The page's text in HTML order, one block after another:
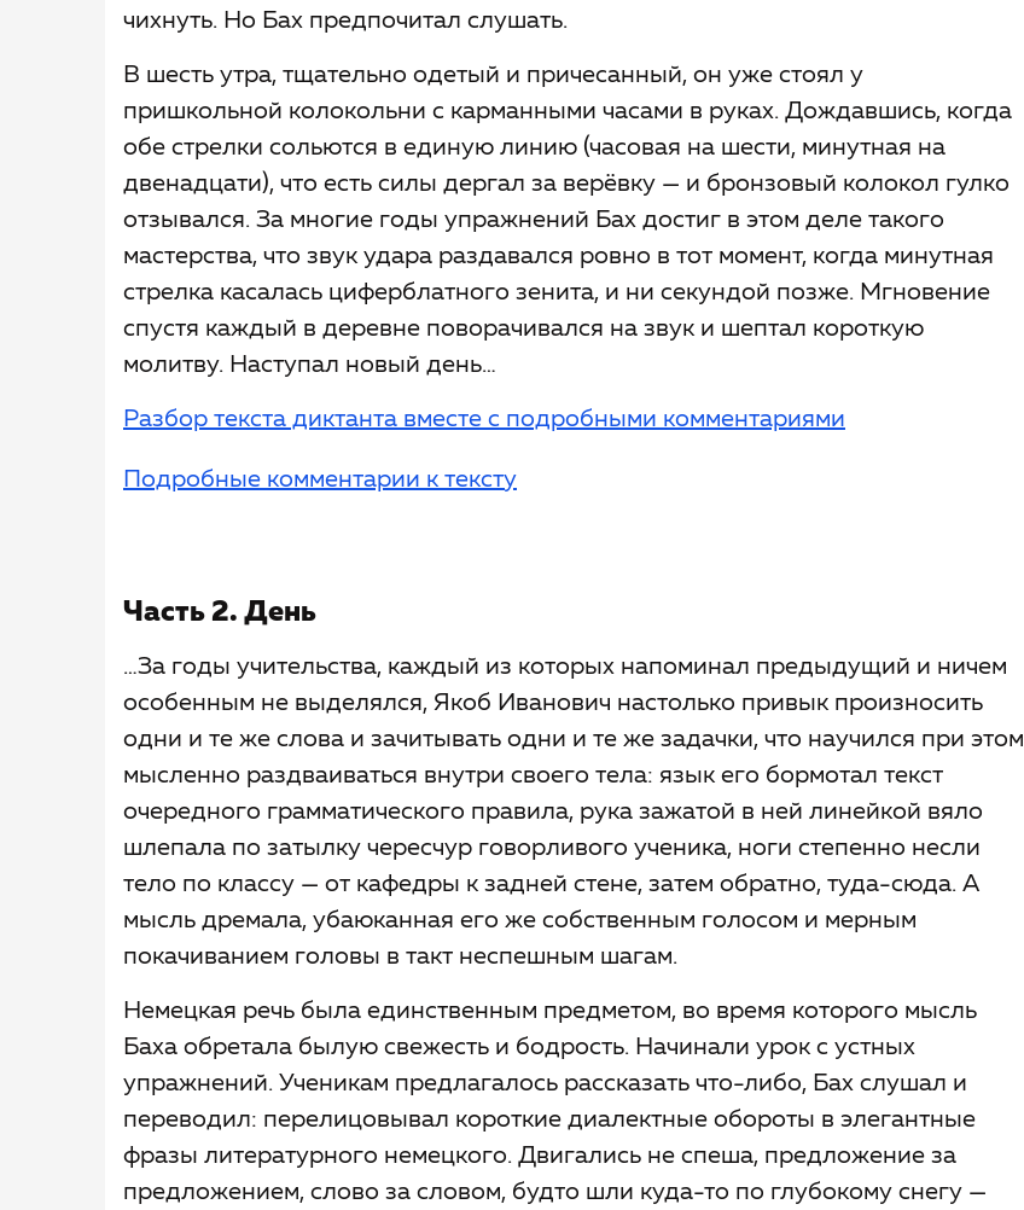
чихнуть. Но Бах предпочитал слушать.
В шесть утра, тщательно одетый и причесанный, он уже стоял у
пришкольной колокольни с карманными часами в руках. Дождавшись, когда
обе стрелки сольются в единую линию (часовая на шести, минутная на
двенадцати), что есть силы дергал за верёвку — и бронзовый колокол гулко
отзывался. За многие годы упражнений Бах достиг в этом деле такого
мастерства, что звук удара раздавался ровно в тот момент, когда минутная
стрелка касалась циферблатного зенита, и ни секундой позже. Мгновение
спустя каждый в деревне поворачивался на звук и шептал короткую
молитву. Наступал новый день…
Разбор текста диктанта вместе с подробными комментариями
Подробные комментарии к тексту
Часть 2. День
…За годы учительства, каждый из которых напоминал предыдущий и ничем
особенным не выделялся, Якоб Иванович настолько привык произносить
одни и те же слова и зачитывать одни и те же задачки, что научился при этом
мысленно раздваиваться внутри своего тела: язык его бормотал текст
очередного грамматического правила, рука зажатой в ней линейкой вяло
шлепала по затылку чересчур говорливого ученика, ноги степенно несли
тело по классу — от кафедры к задней стене, затем обратно, туда-сюда. А
мысль дремала, убаюканная его же собственным голосом и мерным
покачиванием головы в такт неспешным шагам.
Немецкая речь была единственным предметом, во время которого мысль
Баха обретала былую свежесть и бодрость. Начинали урок с устных
упражнений. Ученикам предлагалось рассказать что-либо, Бах слушал и
переводил: перелицовывал короткие диалектные обороты в элегантные
фразы литературного немецкого. Двигались не спеша, предложение за
предложением, слово за словом, будто шли куда-то по глубокому снегу —